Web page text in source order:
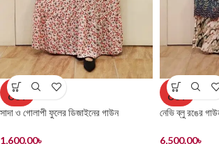
SOLD
OUT
সাদা ও গোলাপী ফুলের ডিজাইনের গাউন
1,600.00৳
SOLD
OUT
নেভি ব্লু রঙের
6,500.00৳